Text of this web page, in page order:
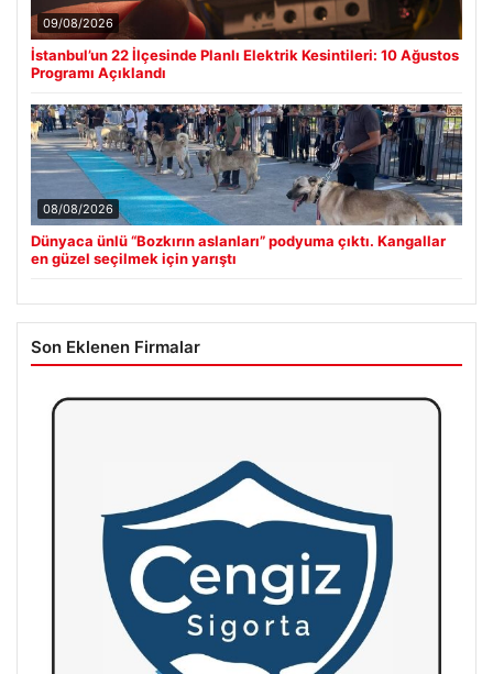
09/08/2026
İstanbul’un 22 İlçesinde Planlı Elektrik Kesintileri: 10 Ağustos
Programı Açıklandı
08/08/2026
Dünyaca ünlü “Bozkırın aslanları” podyuma çıktı. Kangallar
en güzel seçilmek için yarıştı
Son Eklenen Firmalar